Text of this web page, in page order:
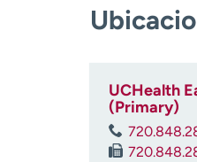
UCHealth
(Primary)